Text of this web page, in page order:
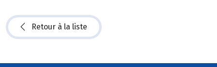
Retour à la liste